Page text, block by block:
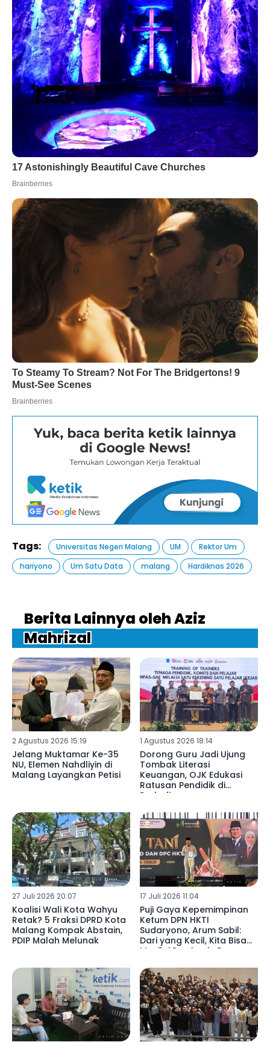
Tags: Universitas Negeri Malang UM
Rektor Um
hariyono
Um Satu Data malang Hardiknas 2026
Berita Lainnya oleh Aziz
Mahrizal
2 Agustus 2026 15:19
Jelang Muktamar Ke-35
NU, Elemen Nahdliyin di
Malang Layangkan Petisi
1 Agustus 2026 18:14
Dorong Guru Jadi Ujung
Tombak Literasi
Keuangan, OJK Edukasi
Ratusan Pendidik di
Probolinggo
27 Juli 2026 20:07
Koalisi Wali Kota Wahyu
Retak? 5 Fraksi DPRD Kota
Malang Kompak Abstain,
PDIP Malah Melunak
17 Juli 2026 11:04
Puji Gaya Kepemimpinan
Ketum DPN HKTI
Sudaryono, Arum Sabil:
Dari yang Kecil, Kita Bisa
Menilai Pemimpin Bangsa